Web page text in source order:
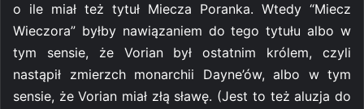
o ile miał też tytuł Miecza Poranka. Wtedy “Miecz
Wieczora” byłby nawiązaniem do tego tytułu albo w
tym sensie, że Vorian był ostatnim królem, czyli
nastąpił zmierzch monarchii Dayne’ów, albo w tym
sensie, że Vorian miał złą sławę. (Jest to też aluzja do